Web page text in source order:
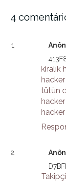
4
kiralık
hacker
tütün